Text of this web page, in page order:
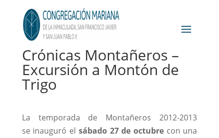
Crónicas Montañeros –
Excursión a Montón de
Trigo
La temporada de Montañeros 2012-2013
se inauguró el sábado 27 de octubrecon una